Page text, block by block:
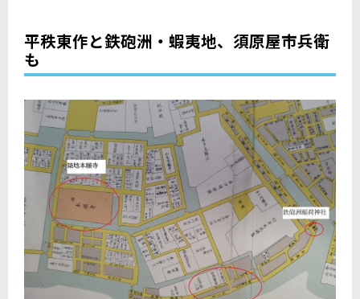
平秩東作と鉄砲洲・蝦夷地、須原屋市兵衛
も